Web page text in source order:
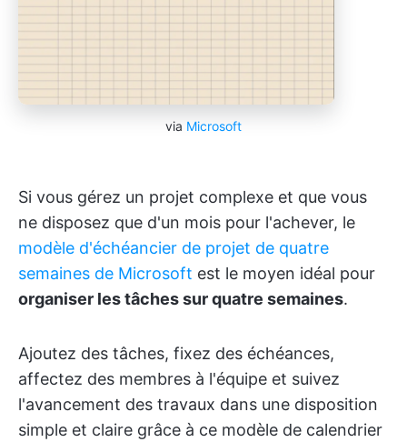
via Microsoft
Si vous gérez un projet complexe et que vous
ne disposez que d'un mois pour l'achever, le
modèle d'échéancier de projet de quatre
semaines de Microsoft est le moyen idéal pour
organiser les tâches sur quatre semaines.
Ajoutez des tâches, fixez des échéances,
affectez des membres à l'équipe et suivez
l'avancement des travaux dans une disposition
simple et claire grâce à ce modèle de calendrier